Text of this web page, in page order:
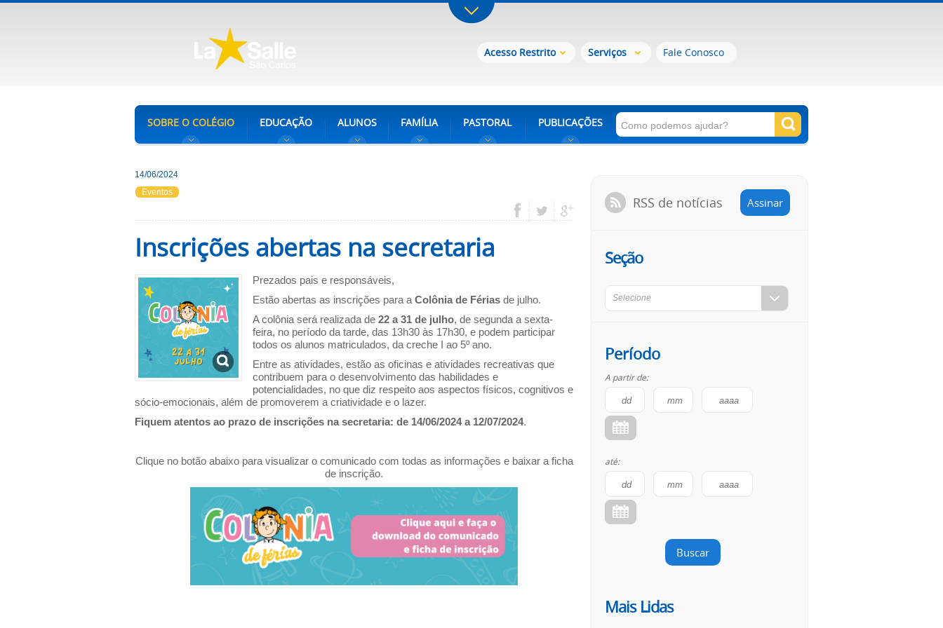
Acesso Restrito Serviços Fale Conosco
SOBRE O COLÉGIO EDUCAÇÃO ALUNOS FAMÍLIA PASTORAL PUBLICAÇÕES
14/06/2024
Eventos
Inscrições abertas na secretaria
Prezados pais e responsáveis,
Estão abertas as inscrições para a Colônia de Férias de julho.
A colônia será realizada de 22 a 31 de julho, de segunda a sexta-
feira, no período da tarde, das 13h30 às 17h30, e podem participar
todos os alunos matriculados, da creche I ao 5º ano.
Entre as atividades, estão as oficinas e atividades recreativas que
contribuem para o desenvolvimento das habilidades e
potencialidades, no que diz respeito aos aspectos físicos, cognitivos e
sócio-emocionais, além de promoverem a criatividade e o lazer.
Fiquem atentos ao prazo de inscrições na secretaria: de 14/06/2024 a 12/07/2024.
Clique no botão abaixo para visualizar o comunicado com todas as informações e baixar a ficha
de inscrição.
RSS de notícias Assinar
Seção
Selecione
Período
A partir de:
até:
Buscar
Mais Lidas